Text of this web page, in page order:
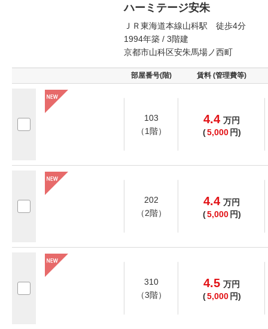
ハーミテージ安朱
ＪＲ東海道本線山科駅 徒歩4分
1994年築 / 3階建
京都市山科区安朱馬場ノ西町
部屋番号(階) 賃料 (管理費等)
103
（1階）
4.4 万円
(5,000 円)
202
（2階）
4.4 万円
(5,000 円)
310
（3階）
4.5 万円
(5,000 円)